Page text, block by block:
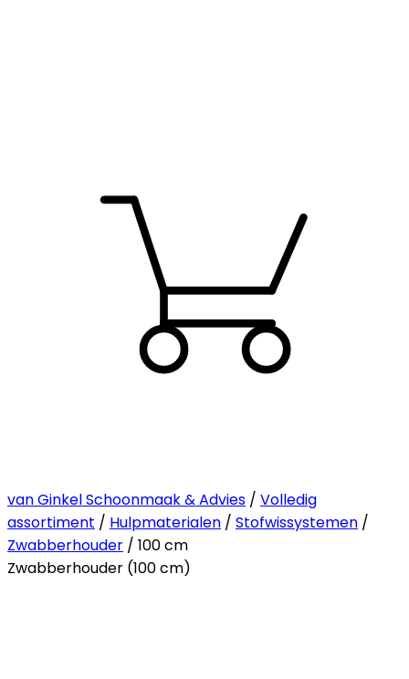
van Ginkel Schoonmaak & Advies / Volledig
assortiment / Hulpmaterialen / Stofwissystemen /
Zwabberhouder / 100 cm
Zwabberhouder (100 cm)